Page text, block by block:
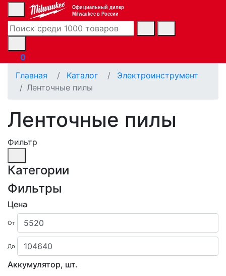
Официальный дилер
Milwaukee в России
0
Главная
Каталог
Электроинструмент
Ленточные пилы
Ленточные пилы
Фильтр
Категории
Фильтры
Цена
От
До
Аккумулятор, шт.